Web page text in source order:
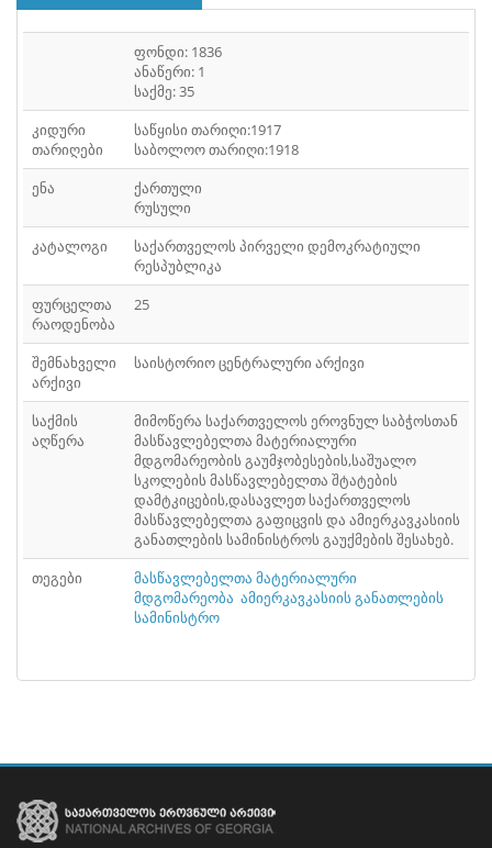
ფონდი: 1836
ანაწერი: 1
საქმე: 35
კიდური
თარიღები
საწყისი თარიღი:1917
საბოლოო თარიღი:1918
ენა
ქართული
რუსული
კატალოგი
საქართველოს პირველი დემოკრატიული
რესპუბლიკა
ფურცელთა
რაოდენობა
25
შემნახველი
არქივი
საისტორიო ცენტრალური არქივი
საქმის
აღწერა
მიმოწერა საქართველოს ეროვნულ საბჭოსთან
მასწავლებელთა მატერიალური
მდგომარეობის გაუმჯობესების,საშუალო
სკოლების მასწავლებელთა შტატების
დამტკიცების,დასავლეთ საქართველოს
მასწავლებელთა გაფიცვის და ამიერკავკასიის
განათლების სამინისტროს გაუქმების შესახებ.
თეგები
მასწავლებელთა მატერიალური
მდგომარეობა ამიერკავკასიის განათლების
სამინისტრო